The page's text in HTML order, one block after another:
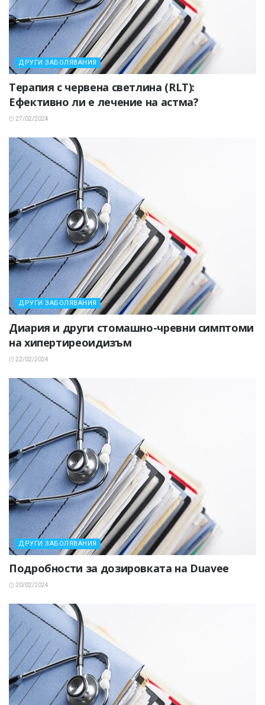
ДРУГИ ЗАБОЛЯВАНИЯ
Терапия с червена светлина (RLT):
Ефективно ли е лечение на астма?
27/02/2024
ДРУГИ ЗАБОЛЯВАНИЯ
Диария и други стомашно-чревни симптоми
на хипертиреоидизъм
22/02/2024
ДРУГИ ЗАБОЛЯВАНИЯ
Подробности за дозировката на Duavee
20/02/2024